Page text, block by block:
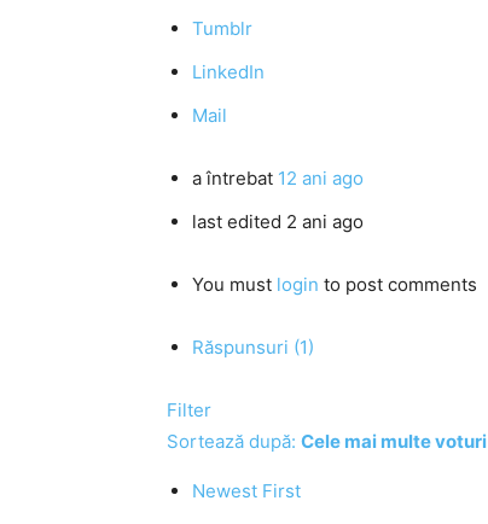
Tumblr
LinkedIn
Mail
a întrebat 12 ani ago
last edited 2 ani ago
You must login to post comments
Răspunsuri (1)
Filter
Sortează după: Cele mai multe voturi
Newest First